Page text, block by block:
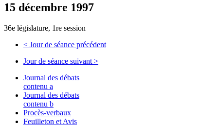
15 décembre 1997
36e législature, 1re session
< Jour de séance précédent
Jour de séance suivant >
Journal des débats
contenu a
Journal des débats
contenu b
Procès-verbaux
Feuilleton et Avis